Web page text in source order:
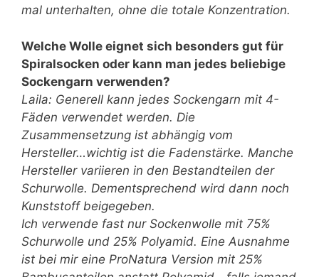
mal unterhalten, ohne die totale Konzentration.
Welche Wolle eignet sich besonders gut für
Spiralsocken oder kann man jedes beliebige
Sockengarn verwenden?
Laila: Generell kann jedes Sockengarn mit 4-
Fäden verwendet werden. Die
Zusammensetzung ist abhängig vom
Hersteller…wichtig ist die Fadenstärke. Manche
Hersteller variieren in den Bestandteilen der
Schurwolle. Dementsprechend wird dann noch
Kunststoff beigegeben.
Ich verwende fast nur Sockenwolle mit 75%
Schurwolle und 25% Polyamid. Eine Ausnahme
ist bei mir eine ProNatura Version mit 25%